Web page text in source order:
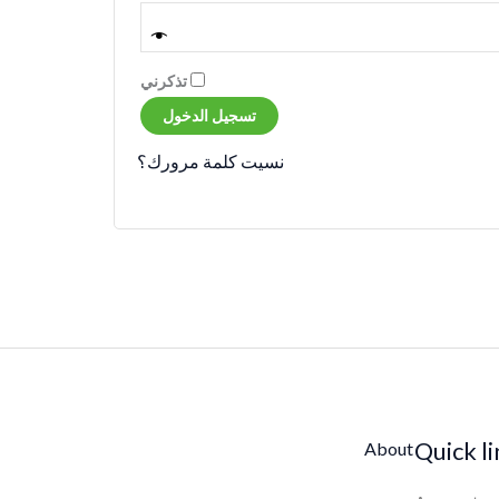
تذكرني
تسجيل الدخول
نسيت كلمة مرورك؟
Quick
About